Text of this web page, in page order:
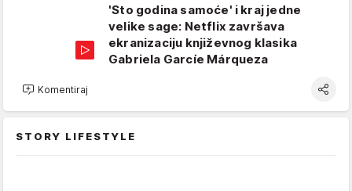
'Sto godina samoće' i kraj jedne
velike sage: Netflix završava
ekranizaciju književnog klasika
Gabriela Garcíe Márqueza
Komentiraj
STORY LIFESTYLE